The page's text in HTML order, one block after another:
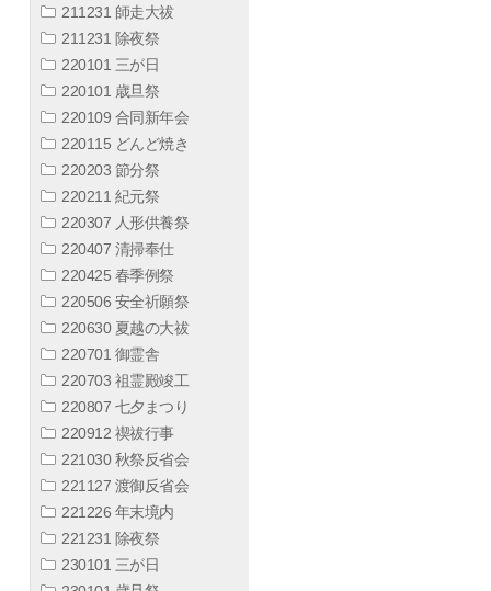
211231 師走大祓
211231 除夜祭
220101 三が日
220101 歳旦祭
220109 合同新年会
220115 どんど焼き
220203 節分祭
220211 紀元祭
220307 人形供養祭
220407 清掃奉仕
220425 春季例祭
220506 安全祈願祭
220630 夏越の大祓
220701 御霊舎
220703 祖霊殿竣工
220807 七夕まつり
220912 禊祓行事
221030 秋祭反省会
221127 渡御反省会
221226 年末境内
221231 除夜祭
230101 三が日